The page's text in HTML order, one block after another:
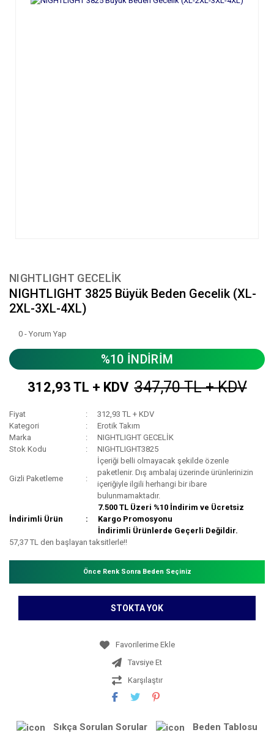
NIGHTLIGHT GECELİK
NIGHTLIGHT 3825 Büyük Beden Gecelik (XL-
2XL-3XL-4XL)
0 - Yorum Yap
%10 İNDİRİM
312,93 TL + KDV 347,70 TL + KDV
Fiyat
312,93 TL + KDV
Kategori
Erotik Takım
Marka
NIGHTLIGHT GECELİK
Stok Kodu
NIGHTLIGHT3825
Gizli Paketleme
İçeriği belli olmayacak şekilde özenle
paketlenir. Dış ambalaj üzerinde ürünlerinizin
içeriğiyle ilgili herhangi bir ibare
bulunmamaktadır.
İndirimli Ürün
7.500 TL Üzeri %10 İndirim ve Ücretsiz
Kargo Promosyonu
İndirimli Ürünlerde Geçerli Değildir.
57,37 TL den başlayan taksitlerle!!
Önce Renk Sonra Beden Seçiniz
STOKTA YOK
Tavsiye Et
Karşılaştır
Sıkça Sorulan Sorular Beden Tablosu